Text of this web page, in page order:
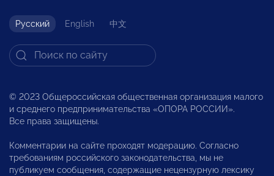
Русский English 中文
© 2023 Общероссийская общественная организация малого
и среднего предпринимательства «ОПОРА РОССИИ».
Все права защищены.
Комментарии на сайте проходят модерацию. Согласно
требованиям российского законодательства, мы не
публикуем сообщения, содержащие нецензурную лексику